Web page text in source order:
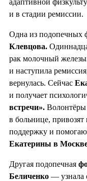
и в стадии ремиссии.
Одна из подопечных
Клевцова.
рак молочный
и наступила
вернулась. Сейчас
и получает
встречи».
в больнице,
поддержку и
Екатерины в
Другая подопечная
Беличенко — узнала